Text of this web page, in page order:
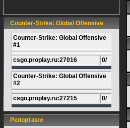
Counter-Strike: Global Offensive
Counter-Strike: Global Offensive
#1
csgo.proplay.ru:27016 0/
Counter-Strike: Global Offensive
#2
csgo.proplay.ru:27215 0/
Репортажи